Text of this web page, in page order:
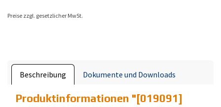
Preise zzgl. gesetzlicher MwSt.
Beschreibung Dokumente und Downloads
Produktinformationen "[019091]